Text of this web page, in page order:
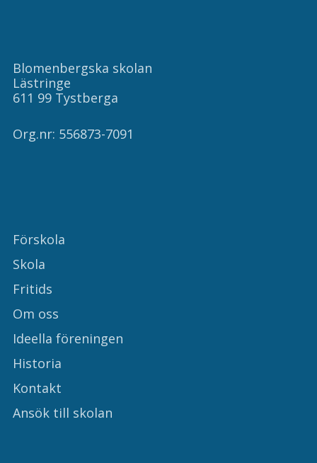
Blomenbergska skolan
Lästringe
611 99 Tystberga
Org.nr: 556873-7091
Förskola
Skola
Fritids
Om oss
Ideella föreningen
Historia
Kontakt
Ansök till skolan